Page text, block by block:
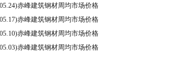
赤峰建筑钢材周均市场价格
赤峰建筑钢材周均市场价格
赤峰建筑钢材周均市场价格
赤峰建筑钢材周均市场价格